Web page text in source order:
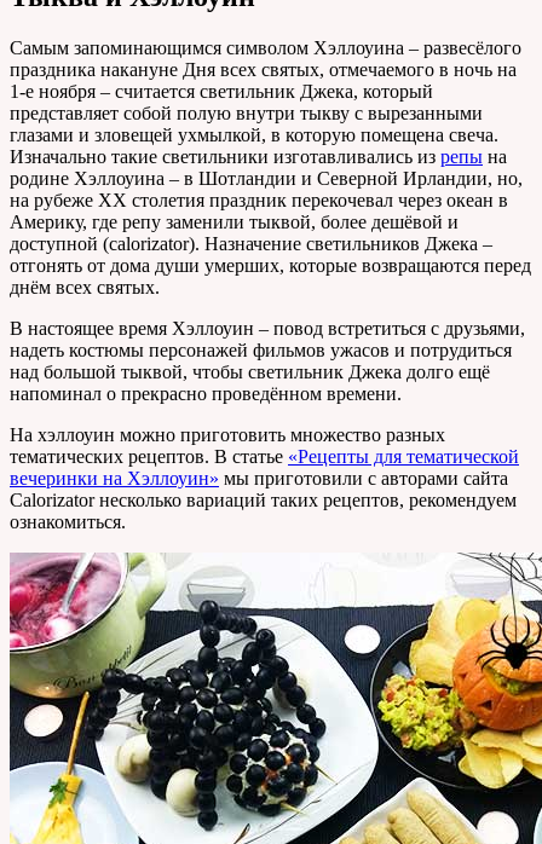
Самым запоминающимся символом Хэллоуина – развесёлого
праздника накануне Дня всех святых, отмечаемого в ночь на
1-е ноября – считается светильник Джека, который
представляет собой полую внутри тыкву с вырезанными
глазами и зловещей ухмылкой, в которую помещена свеча.
Изначально такие светильники изготавливались из репы на
родине Хэллоуина – в Шотландии и Северной Ирландии, но,
на рубеже ХХ столетия праздник перекочевал через океан в
Америку, где репу заменили тыквой, более дешёвой и
доступной (calorizator). Назначение светильников Джека –
отгонять от дома души умерших, которые возвращаются перед
днём всех святых.
В настоящее время Хэллоуин – повод встретиться с друзьями,
надеть костюмы персонажей фильмов ужасов и потрудиться
над большой тыквой, чтобы светильник Джека долго ещё
напоминал о прекрасно проведённом времени.
На хэллоуин можно приготовить множество разных
тематических рецептов. В статье «Рецепты для тематической
вечеринки на Хэллоуин» мы приготовили с авторами сайта
Calorizator несколько вариаций таких рецептов, рекомендуем
ознакомиться.